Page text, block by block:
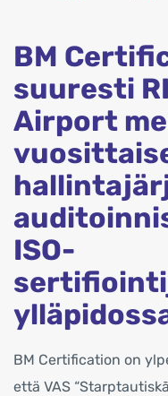
BM
suuresti
Airport
ISO-
BM Certification on
että VAS